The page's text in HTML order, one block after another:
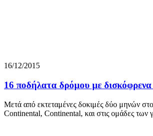
16/12/2015
16 ποδήλατα δρόμου με
Μετά από εκτεταμένες δοκιμές δύο μηνών
Continental, Continental, και στις ομάδες των